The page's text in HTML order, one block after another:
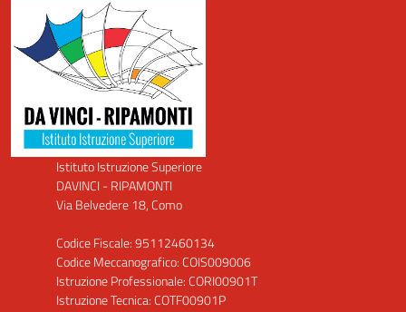
Istituto Istruzione Superiore
DAVINCI - RIPAMONTI
Via Belvedere 18, Como
Codice Fiscale: 95112460134
Codice Meccanografico: COIS009006
Istruzione Professionale: CORI00901T
Istruzione Tecnica: COTF00901P